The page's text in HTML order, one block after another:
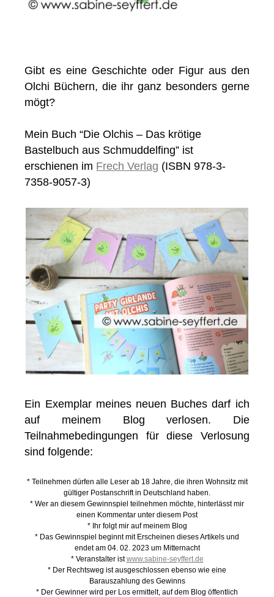
Gibt es eine Geschichte oder Figur aus den
Olchi Büchern, die ihr ganz besonders gerne
mögt?
Mein Buch “Die Olchis – Das krötige
Bastelbuch aus Schmuddelfing” ist
erschienen im Frech Verlag (ISBN 978-3-
7358-9057-3)
Ein Exemplar meines neuen Buches darf ich
auf meinem Blog verlosen. Die
Teilnahmebedingungen für diese Verlosung
sind folgende:
* Teilnehmen dürfen alle Leser ab 18 Jahre, die ihren Wohnsitz mit
gültiger Postanschrift in Deutschland haben.
* Wer an diesem Gewinnspiel teilnehmen möchte, hinterlässt mir
einen Kommentar unter diesem Post
* Ihr folgt mir auf meinem Blog
* Das Gewinnspiel beginnt mit Erscheinen dieses Artikels und
endet am 04. 02. 2023 um Mitternacht
* Veranstalter istwww.sabine-seyffert.de
* Der Rechtsweg ist ausgeschlossen ebenso wie eine
Barauszahlung des Gewinns
* Der Gewinner wird per Los ermittelt, auf dem Blog öffentlich